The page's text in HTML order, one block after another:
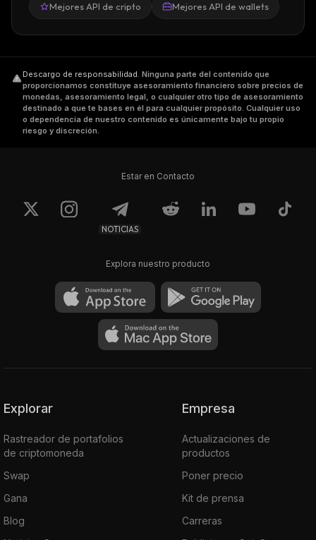
Mejores API de cripto Mejores API de wallets
Descargo de responsabilidad. Ninguna parte del contenido que
proporcionamos constituye asesoramiento financiero sobre precios de
monedas, asesoramiento legal, o cualquier otro tipo de asesoramiento
destinado a que te bases en él para cualquier propósito. Cualquier uso
o dependencia de nuestro contenido es únicamente bajo tu propio
riesgo y discreción.
Estar en Contacto
NOTICIAS
Explora nuestro producto
Explorar
Rastreador de portafolios
de criptomoneda
Swap
Gana
Blog
Empresa
Actualizaciones de
productos
Poner precio
Kit de prensa
Carreras